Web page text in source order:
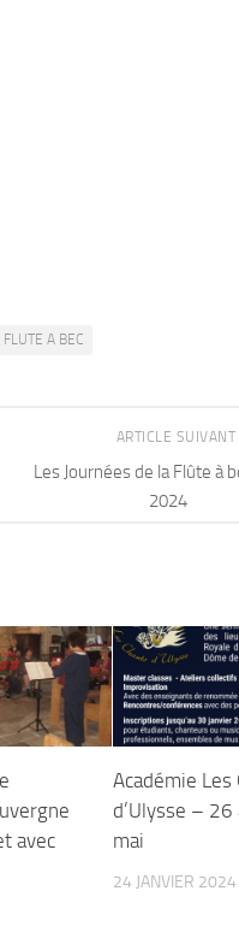
FLUTE A BEC
ARTICLE SUIVANT
Les Journées de la Flûte à
2024
avec
Académie Les
d’Ulysse – 26
mai
24 JANVIER 2024